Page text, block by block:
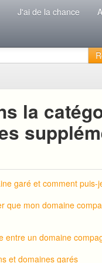
J'ai de la chance
la
garé et comment puis-
que mon domaine
entre un domaine
et domaines garés